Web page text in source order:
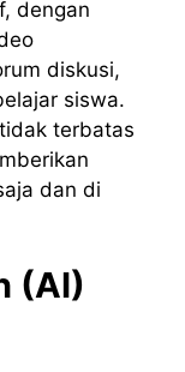
dengan
diskusi,
siswa.
terbatas
dan di
(AI)